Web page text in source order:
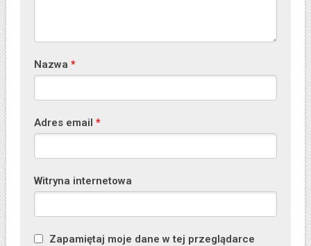
Nazwa *
Adres email *
Witryna internetowa
Zapamiętaj moje dane w tej przeglądarce